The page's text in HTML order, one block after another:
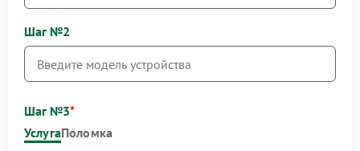
Шаг №2
Шаг №3
УслугаПоломка